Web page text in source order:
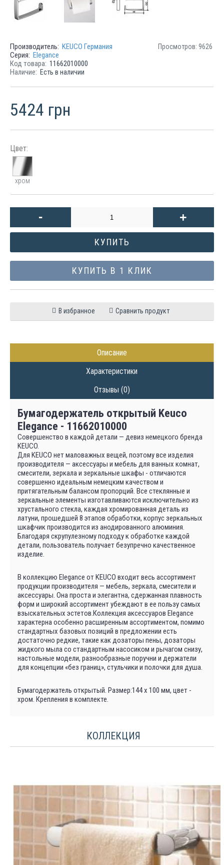
Просмотров: 9626
Производитель: KEUCO Германия
Серия: Elegance
Код товара: 11662010000
Наличие: Есть в наличии
5424 грн
Цвет:
хром
- +
КУПИТЬ
КУПИТЬ В 1 КЛИК
В избранное Сравнить продукт
Описание
Характеристики
Отзывы (0)
Бумагодержатель открытый Keuco
Elegance - 11662010000
Совершенство в каждой детали — девиз немецкого бренда
KEUCO.
Для KEUCO нет маловажных вещей, поэтому все изделия
производителя — аксессуары и мебель для ванных комнат,
смесители, зеркала и зеркальные шкафы - отличаются
совершенно идеальным немецким качеством и
притягательным балансом пропорций. Все стеклянные и
зеркальные элементы изготавливаются исключительно из
хрустального стекла, каждая хромированная деталь из
латуни, прошедшей 8 этапов обработки, корпус зеркальных
шкафчик производится из анодированного алюминия.
Благодаря скрупулезному подходу к обработке каждой
детали, пользователь получает безупречно качественное
изделие.
В коллекцию Elegance от KEUCO входит весь ассортимент
продукции производителя — мебель, зеркала, смесители и
аксессуары. Она проста и элегантна, сдержанная плавность
форм и широкий ассортимент убеждают в ее пользу самых
взыскательных эстетов.Коллекция аксессуаров Elegance
характерна особенно расширенным ассортиментом, помимо
стандартных базовых позиций в предложении есть
достаточно редкие, такие как дозаторы пены, дозаторы
жидкого мыла со стандартным насосиком и рычагом снизу,
настольные модели, разнообразные поручни и держатели
для концепции «без границ», стульчики и полочки для душа.
Бумагодержатель открытый. Размер:144 х 100 мм, цвет -
хром. Крепления в комплекте.
КОЛЛЕКЦИЯ